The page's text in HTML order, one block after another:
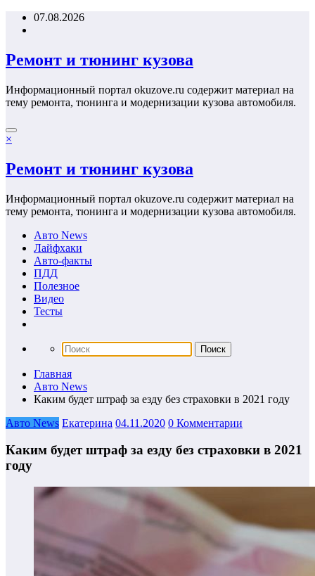
Перейти07.08.2026
Ремонт и тюнинг кузова
Информационный портал okuzove.ru содержит материал на
тему ремонта, тюнинга и модернизации кузова автомобиля.
×
Ремонт и тюнинг кузова
Информационный портал okuzove.ru содержит материал на
тему ремонта, тюнинга и модернизации кузова автомобиля.
Авто News
Лайфхаки
Авто-факты
ПДД
Полезное
Видео
Тесты
Главная
Авто News
Каким будет штраф за езду без страховки в 2021 году
Авто News Екатерина 04.11.2020 0 Комментарии
Каким будет штраф за езду без страховки в 2021
году